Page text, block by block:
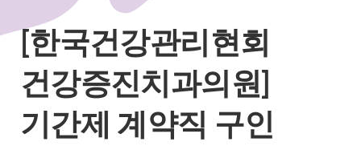
[한국건강관리현회
건강증진치과의원]
기간제 계약직 구인